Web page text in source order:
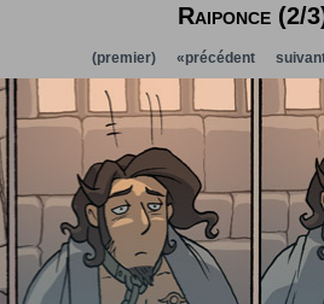
Raiponce (2/
(premier) «précédent